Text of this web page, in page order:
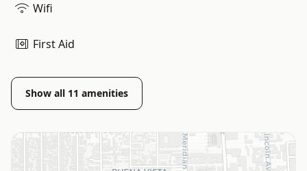
Wifi
First Aid
Show all 11 amenities